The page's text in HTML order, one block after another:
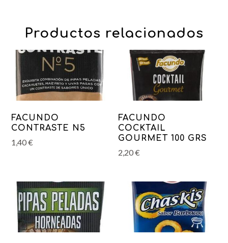
Productos relacionados
FACUNDO
CONTRASTE N5
1,40€
FACUNDO
COCKTAIL
GOURMET 100 GRS
2,20€